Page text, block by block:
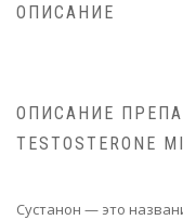
ОПИСАНИЕ
ОПИСАНИЕ
TESTOSTERONE
Сустанон — это